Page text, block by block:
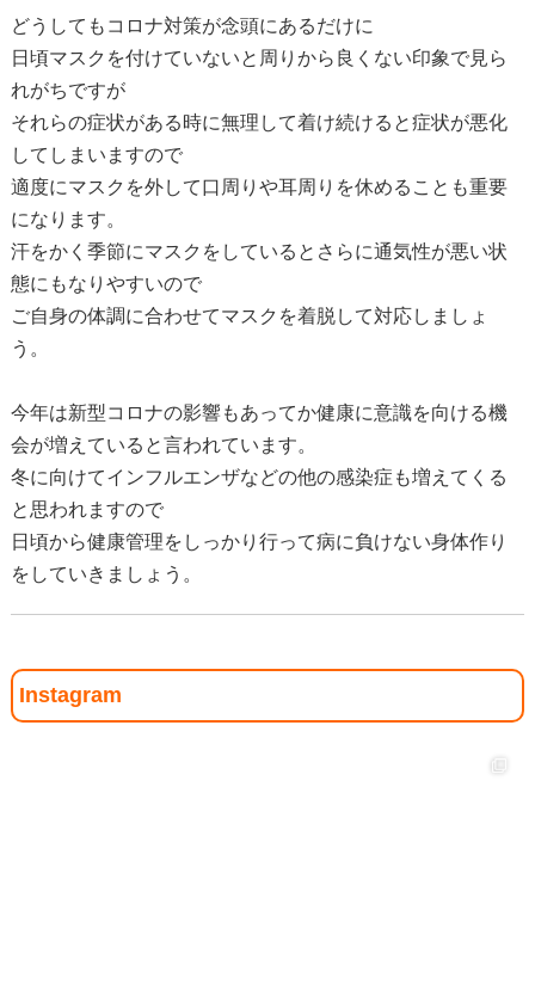
どうしてもコロナ対策が念頭にあるだけに
日頃マスクを付けていないと周りから良くない印象で見ら
れがちですが
それらの症状がある時に無理して着け続けると症状が悪化
してしまいますので
適度にマスクを外して口周りや耳周りを休めることも重要
になります。
汗をかく季節にマスクをしているとさらに通気性が悪い状
態にもなりやすいので
ご自身の体調に合わせてマスクを着脱して対応しましょ
う。
今年は新型コロナの影響もあってか健康に意識を向ける機
会が増えていると言われています。
冬に向けてインフルエンザなどの他の感染症も増えてくる
と思われますので
日頃から健康管理をしっかり行って病に負けない身体作り
をしていきましょう。
Instagram